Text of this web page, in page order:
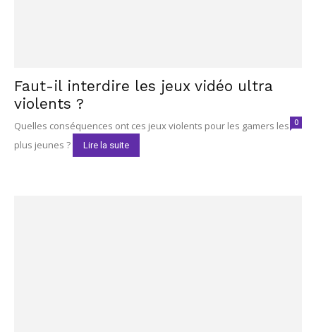
Faut-il interdire les jeux vidéo ultra
violents ?
0
Quelles conséquences ont ces jeux violents pour les gamers les
plus jeunes ?
Lire la suite